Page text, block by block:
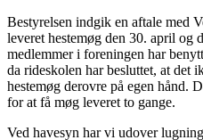
Bestyrelsen indgik en aftale med
leveret hestemøg den 30. april og
medlemmer i foreningen har
da rideskolen har besluttet, at det
hestemøg derovre på egen hånd.
for at få møg leveret to gange.
Ved havesyn har vi udover